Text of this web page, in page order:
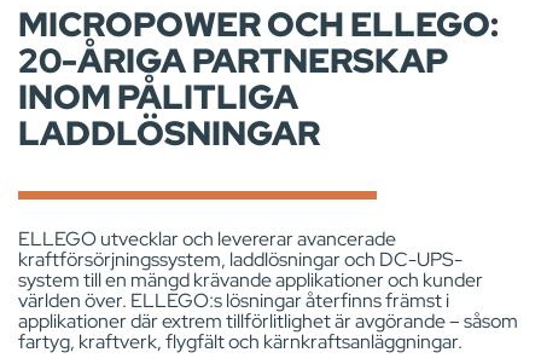
MICROPOWER OCH ELLEGO:
20-ÅRIGA PARTNERSKAP
INOM PÅLITLIGA
LADDLÖSNINGAR
ELLEGO utvecklar och levererar avancerade
kraftförsörjningssystem, laddlösningar och DC-UPS-
system till en mängd krävande applikationer och kunder
världen över. ELLEGO:s lösningar återfinns främst i
applikationer där extrem tillförlitlighet är avgörande – såsom
fartyg, kraftverk, flygfält och kärnkraftsanläggningar.